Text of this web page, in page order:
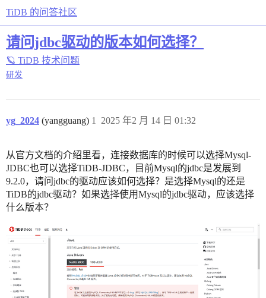
TiDB 的问答社区
请问jdbc驱动的版本如何选择？
🪐 TiDB 技术问题
研发
yg_2024 (yangguang) 2025 年2 月 14 日 01:32
1
从官方文档的介绍里看，连接数据库的时候可以选择Mysql-
JDBC也可以选择TiDB-JDBC，目前Mysql的jdbc是发展到
9.2.0，请问jdbc的驱动应该如何选择？是选择Mysql的还是
TiDB的jdbc驱动？如果选择使用Mysql的jdbc驱动，应该选择
什么版本？